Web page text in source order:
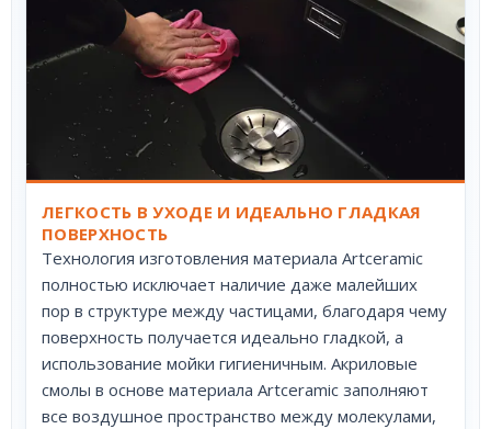
ЛЕГКОСТЬ В УХОДЕ И ИДЕАЛЬНО ГЛАДКАЯ
ПОВЕРХНОСТЬ
Технология изготовления материала Artceramic
полностью исключает наличие даже малейших
пор в структуре между частицами, благодаря чему
поверхность получается идеально гладкой, а
использование мойки гигиеничным. Акриловые
смолы в основе материала Artceramic заполняют
все воздушное пространство между молекулами,